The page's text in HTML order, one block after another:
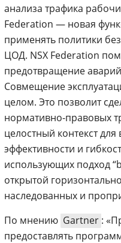
анализа трафика
Federation — новая
применять политики
ЦОД. NSX Federation
предотвращение
Совмещение
целом. Это позволит
нормативно-правовых
целостный контекст
эффективности и
использующих подход
открытой
наследованных и
По мнению Gartner :
предоставлять